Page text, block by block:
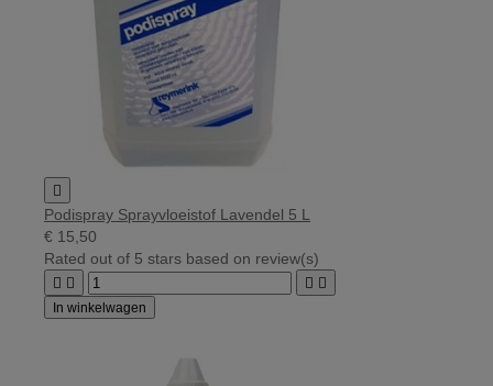

Podispray Sprayvloeistof Lavendel 5 L
€ 15,50
Rated out of 5 stars based on review(s)
   
In winkelwagen